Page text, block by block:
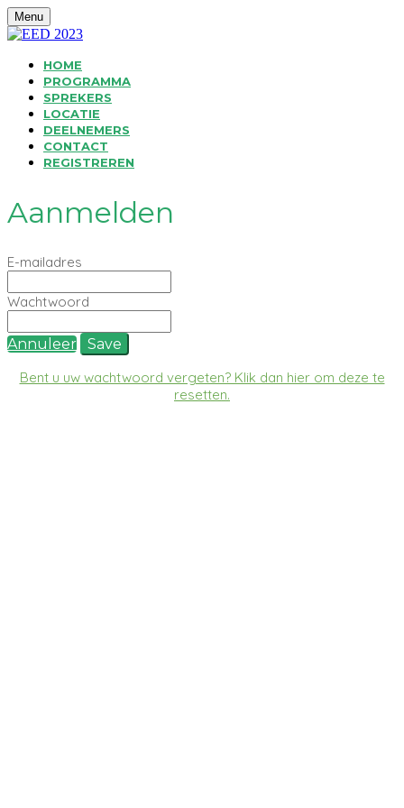
Menu
HOME
PROGRAMMA
SPREKERS
LOCATIE
DEELNEMERS
CONTACT
REGISTREREN
Aanmelden
E-mailadres
Wachtwoord
Annuleer
Save
Bent u uw wachtwoord vergeten? Klik dan hier om deze te
resetten.